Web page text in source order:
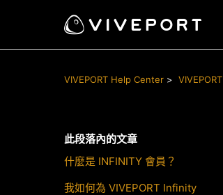
VIVEPORT Help Center VIVEPORT
此段落內的文章
什麼是 INFINITY 會員？
我如何為 VIVEPORT Infinity